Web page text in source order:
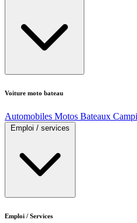
Voiture moto bateau
Automobiles Motos Bateaux
Emploi / services
Emploi / Services